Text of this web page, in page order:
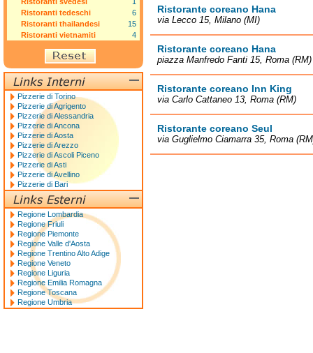
Ristorante coreano Hana
via Lecco 15, Milano (MI)
Ristorante coreano Hana
piazza Manfredo Fanti 15, Roma (RM)
Ristorante coreano Inn King
via Carlo Cattaneo 13, Roma (RM)
Ristorante coreano Seul
via Guglielmo Ciamarra 35, Roma
Ristoranti tedeschi
6
Ristoranti thailandesi
15
Ristoranti vietnamiti
4
Pizzerie di Torino
Pizzerie di Agrigento
Pizzerie di Alessandria
Pizzerie di Ancona
Pizzerie di Aosta
Pizzerie di Arezzo
Pizzerie di Ascoli Piceno
Pizzerie di Asti
Pizzerie di Avellino
Pizzerie di Bari
Regione Lombardia
Regione Friuli
Regione Piemonte
Regione Valle d'Aosta
Regione Trentino Alto Adige
Regione Veneto
Regione Liguria
Regione Emilia Romagna
Regione Toscana
Regione Umbria